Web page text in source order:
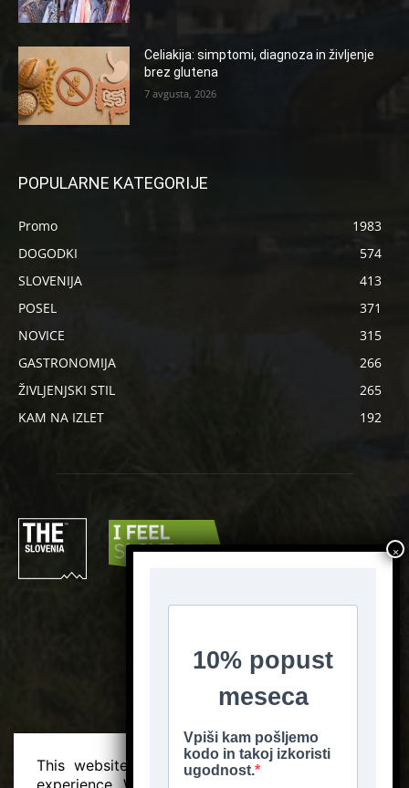
Celiakija: simptomi, diagnoza in življenje
brez glutena
7 avgusta, 2026
POPULARNE KATEGORIJE
Promo
1983
DOGODKI
574
SLOVENIJA
413
POSEL
371
NOVICE
315
GASTRONOMIJA
266
ŽIVLJENJSKI STIL
265
KAM NA IZLET
192
This website uses cookies to improve your
experience. We'll assume you're ok with this,